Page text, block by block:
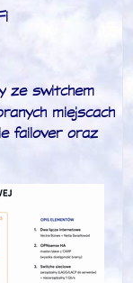
ze switchem
miejscach
failover oraz